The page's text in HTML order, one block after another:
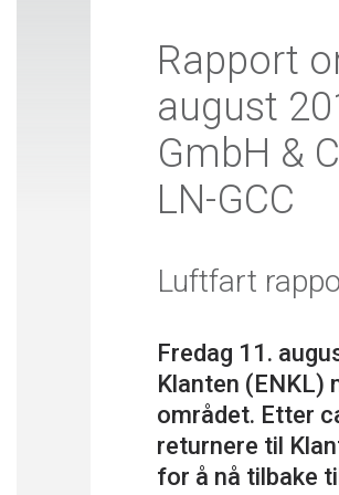
Rapport
august
GmbH &
LN-GCC
Luftfart
Fredag 11.
Klanten (ENKL)
området. Etter
returnere til
for å nå tilbake